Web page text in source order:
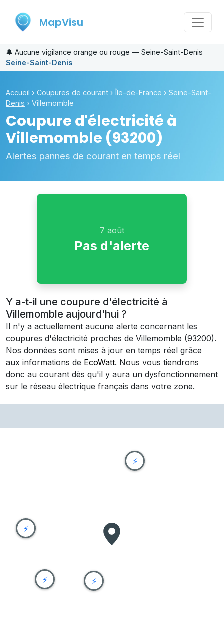
MapVisu
🔔 Aucune vigilance orange ou rouge — Seine-Saint-Denis
Seine-Saint-Denis
Accueil › Coupures de courant ›Île-de-France › Seine-Saint-
Denis › Villemomble
Coupure d'électricité à
Villemomble (93200)
Alertes pannes de courant en temps réel
7 août
Pas d'alerte
Y a-t-il une coupure d'électricité à
Villemomble aujourd'hui ?
Il n'y a actuellement aucune alerte concernant les
coupures d'électricité proches de Villemomble (93200).
Nos données sont mises à jour en temps réel grâce
aux informations de EcoWatt. Nous vous tiendrons
donc au courant dès qu'il y aura un dysfonctionnement
sur le réseau électrique français dans votre zone.
⚡
⚡
⚡
⚡